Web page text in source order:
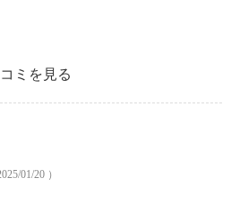
ミを見る
01/20 ）